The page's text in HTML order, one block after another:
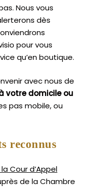
Nous vous
dès
pour vous
qu’en boutique.
avec nous de
votre domicile ou
pas mobile, ou
reconnus
Cour d’Appel
de laChambre